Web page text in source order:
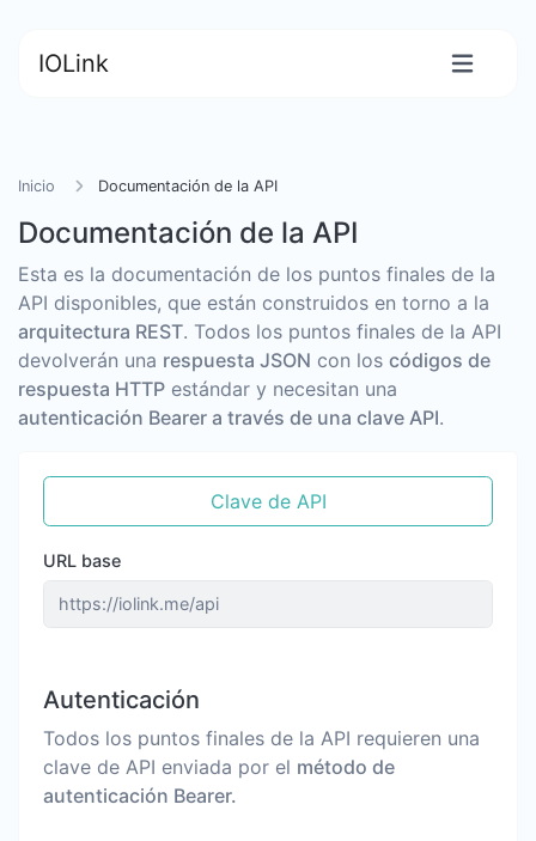
IOLink
Inicio Documentación de la API
Documentación de la API
Esta es la documentación de los puntos finales de la
API disponibles, que están construidos en torno a la
arquitectura REST. Todos los puntos finales de la API
devolverán una respuesta JSON con los códigos de
respuesta HTTP estándar y necesitan una
autenticación Bearer a través de una clave API.
Clave de API
URL base
Autenticación
Todos los puntos finales de la API requieren una
clave de API enviada por el método de
autenticación Bearer.